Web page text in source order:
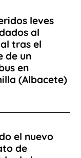
leves
al
tras el
de un
en
(Albacete)
el nuevo
de